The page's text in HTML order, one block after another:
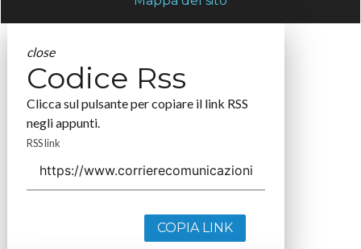
close
Codice Rss
Clicca sul pulsante per copiare il link RSS
negli appunti.
RSS link
COPIA LINK